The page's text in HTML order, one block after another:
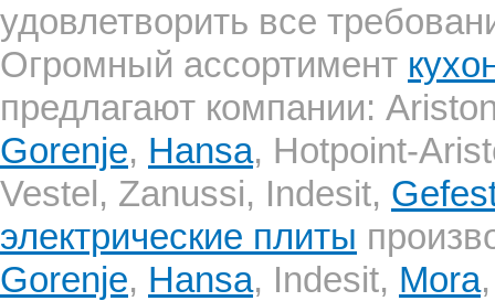
удовлетворить все
Огромный ассортимент
предлагают компании:
Gorenje, Hansa, Hotpoint-
Vestel, Zanussi, Indesit,
электрические плиты
Gorenje, Hansa, Indesit, Mora